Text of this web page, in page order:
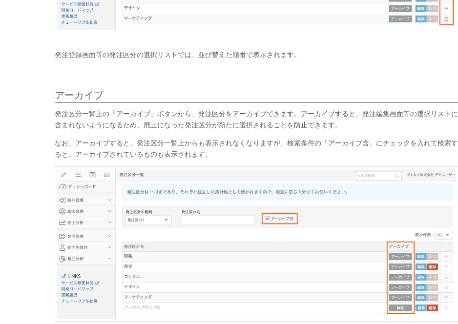
発注登録画面等の発注区分の選択リストでは、並び替えた順番で表示されます。
アーカイブ
発注区分一覧上の「アーカイブ」ボタンから、発注区分をアーカイブできます。アーカイブすると、発注編集画面等の選択リストに
含まれないようになるため、廃止になった発注区分が新たに選択されることを防止できます。
なお、アーカイブすると、発注区分一覧上からも表示されなくなりますが、検索条件の「アーカイブ含」にチェックを入れて検索す
ると、アーカイブされているものも表示されます。